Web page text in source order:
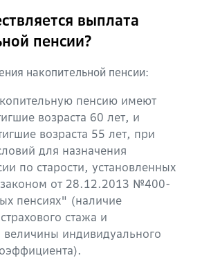
выплата
пенсии?
накопительной пенсии:
пенсию имеют
возраста 60 лет, и
возраста 55 лет, при
для назначения
по старости, установленных
от 28.12.2013 №400-
пенсиях" (наличие
стажа и
величины индивидуального